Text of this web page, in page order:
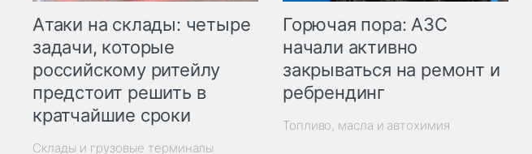
Атаки на склады: четыре
задачи, которые
российскому ритейлу
предстоит решить в
кратчайшие сроки
Склады и грузовые терминалы
Горючая пора: АЗС
начали активно
закрываться на ремонт и
ребрендинг
Топливо, масла и автохимия